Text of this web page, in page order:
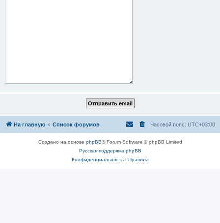
На главную Список форумов Часовой пояс: UTC+03:00
Создано на основе phpBB® Forum Software © phpBB Limited
Русская поддержка phpBB
Конфиденциальность| Правила